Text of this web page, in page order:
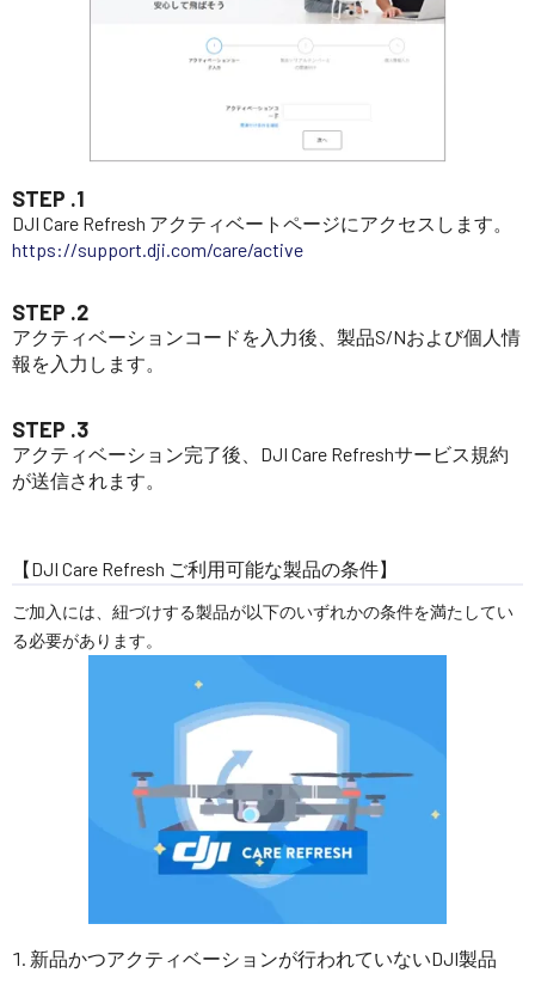
STEP .1
DJI Care Refresh アクティベートページにアクセスします。
https://support.dji.com/care/active
STEP .2
アクティベーションコードを入力後、製品S/Nおよび個人情
報を入力します。
STEP .3
アクティベーション完了後、DJI Care Refreshサービス規約
が送信されます。
【DJI Care Refresh ご利用可能な製品の条件】
ご加入には、紐づけする製品が以下のいずれかの条件を満たしてい
る必要があります。
新品かつアクティベーションが行われていないDJI製品